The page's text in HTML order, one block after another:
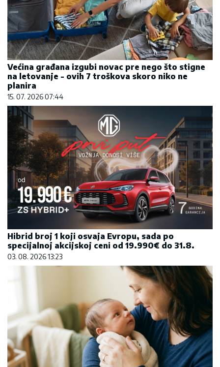
Većina građana izgubi novac pre nego što stigne
na letovanje - ovih 7 troškova skoro niko ne
planira
15. 07. 2026 07:44
Hibrid broj 1 koji osvaja Evropu, sada po
specijalnoj akcijskoj ceni od 19.990€ do 31.8.
03. 08. 2026 13:23